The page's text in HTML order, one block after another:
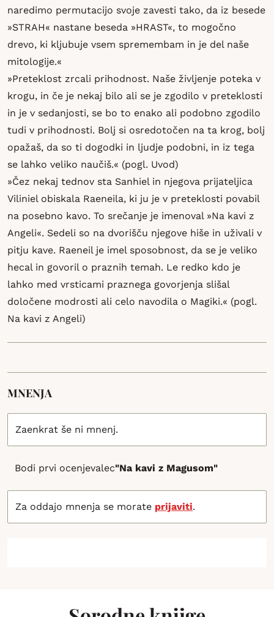
naredimo permutacijo svoje zavesti tako, da iz besede
»STRAH« nastane beseda »HRAST«, to mogočno
drevo, ki kljubuje vsem spremembam in je del naše
mitologije.«
»Preteklost zrcali prihodnost. Naše življenje poteka v
krogu, in če je nekaj bilo ali se je zgodilo v preteklosti
in je v sedanjosti, se bo to enako ali podobno zgodilo
tudi v prihodnosti. Bolj si osredotočen na ta krog, bolj
opažaš, da so ti dogodki in ljudje podobni, in iz tega
se lahko veliko naučiš.« (pogl. Uvod)
»Čez nekaj tednov sta Sanhiel in njegova prijateljica
Viliniel obiskala Raeneila, ki ju je v preteklosti povabil
na posebno kavo. To srečanje je imenoval »Na kavi z
Angeli«. Sedeli so na dvorišču njegove hiše in uživali v
pitju kave. Raeneil je imel sposobnost, da se je veliko
hecal in govoril o praznih temah. Le redko kdo je
lahko med vrsticami praznega govorjenja slišal
določene modrosti ali celo navodila o Magiki.« (pogl.
Na kavi z Angeli)
MNENJA
Zaenkrat še ni mnenj.
Bodi prvi ocenjevalec"Na kavi z Magusom"
Za oddajo mnenja se morate prijaviti.